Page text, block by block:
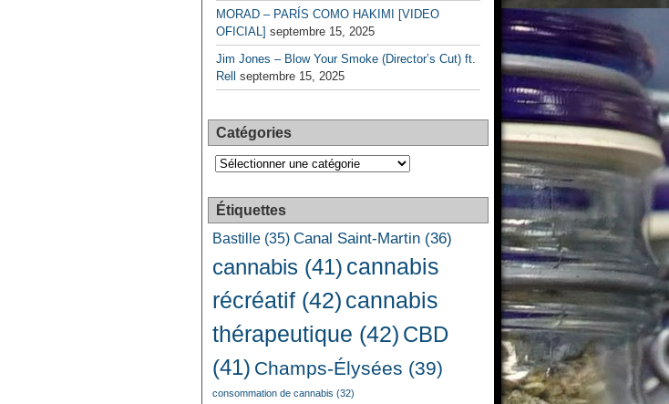
MORAD – PARÍS COMO HAKIMI [VIDEO
OFICIAL] septembre 15, 2025
Jim Jones – Blow Your Smoke (Director’s Cut) ft.
Rell
septembre 15, 2025
Catégories
Catégories
Étiquettes
Bastille (35) Canal Saint-Martin (36)
cannabis (41) cannabis
récréatif (42) cannabis
thérapeutique (42) CBD
(41) Champs-Élysées (39)
consommation de cannabis (32)